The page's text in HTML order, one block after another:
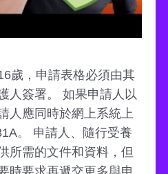
歲，申請表格必須由其
人簽署。 如果申請人以
人應同時於網上系統上
。 申請人、隨行受養
所需的文件和資料，但
時要求再遞交更多與申